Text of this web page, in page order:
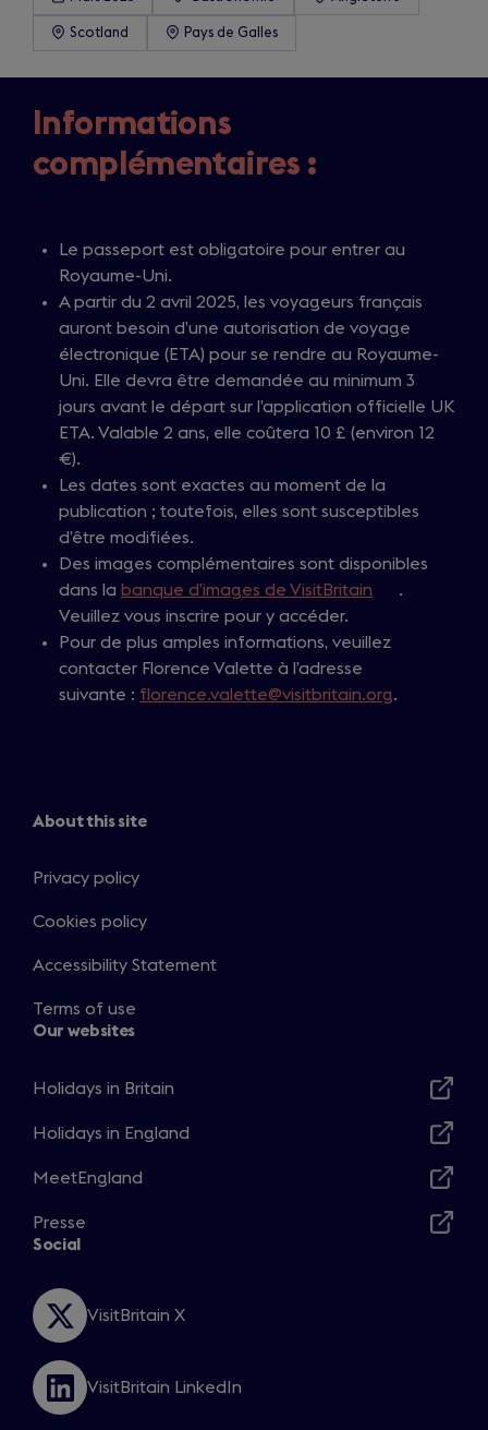
Scotland Pays de Galles
Informations
complémentaires :
Le passeport est obligatoire pour entrer au
Royaume-Uni.
A partir du 2 avril 2025, les voyageurs français
auront besoin d’une autorisation de voyage
électronique (ETA) pour se rendre au Royaume-
Uni. Elle devra être demandée au minimum 3
jours avant le départ sur l’application officielle UK
ETA. Valable 2 ans, elle coûtera 10 £ (environ 12
€).
Les dates sont exactes au moment de la
publication ; toutefois, elles sont susceptibles
d’être modifiées.
Des images complémentaires sont disponibles
dans la banque d’images de VisitBritain
p
n
.
Veuillez vous inscrire pour y accéder.
Pour de plus amples informations, veuillez
contacter Florence Valette à l’adresse
suivante : florence.valette@visitbritain.org.
About this site
Privacy policy
Cookies policy
Accessibility Statement
Terms of use
Our websites
Holidays in Britain
in
new
Holidays in England
in
new
window
MeetEngland
in
a
window
Presse
Opens
new
window
Social
VisitBritain X
Opens
a
new
window
VisitBritain LinkedIn
Opens